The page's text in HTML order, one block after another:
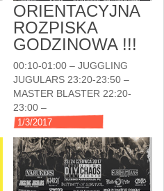
ORIENTACYJNA
ROZPISKA
GODZINOWA !!!
00:10-01:00 – JUGGLING
JUGULARS 23:20-23:50 –
MASTER BLASTER 22:20-
23:00 –
1/3/2017